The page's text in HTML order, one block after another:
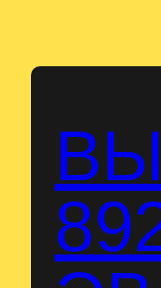
содержимому